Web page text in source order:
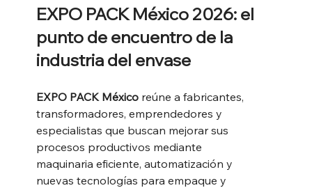
EXPO PACK México 2026: el
punto de encuentro de la
industria del envase
EXPO PACK México reúne a fabricantes,
transformadores, emprendedores y
especialistas que buscan mejorar sus
procesos productivos mediante
maquinaria eficiente, automatización y
nuevas tecnologías para empaque y